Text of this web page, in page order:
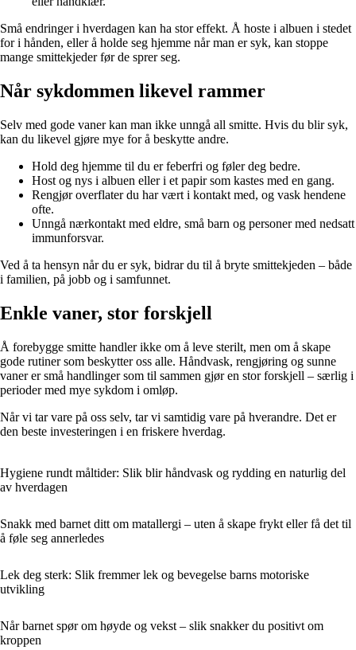
Små endringer i hverdagen kan ha stor effekt. Å hoste i albuen i stedet
for i hånden, eller å holde seg hjemme når man er syk, kan stoppe
mange smittekjeder før de sprer seg.
Når sykdommen likevel rammer
Selv med gode vaner kan man ikke unngå all smitte. Hvis du blir syk,
kan du likevel gjøre mye for å beskytte andre.
Hold deg hjemme til du er feberfri og føler deg bedre.
Host og nys i albuen eller i et papir som kastes med en gang.
Rengjør overflater du har vært i kontakt med, og vask hendene
ofte.
Unngå nærkontakt med eldre, små barn og personer med nedsatt
immunforsvar.
Ved å ta hensyn når du er syk, bidrar du til å bryte smittekjeden – både
i familien, på jobb og i samfunnet.
Enkle vaner, stor forskjell
Å forebygge smitte handler ikke om å leve sterilt, men om å skape
gode rutiner som beskytter oss alle. Håndvask, rengjøring og sunne
vaner er små handlinger som til sammen gjør en stor forskjell – særlig i
perioder med mye sykdom i omløp.
Når vi tar vare på oss selv, tar vi samtidig vare på hverandre. Det er
den beste investeringen i en friskere hverdag.
Hygiene rundt måltider: Slik blir håndvask og rydding en naturlig del
av hverdagen
Snakk med barnet ditt om matallergi – uten å skape frykt eller få det til
å føle seg annerledes
Lek deg sterk: Slik fremmer lek og bevegelse barns motoriske
utvikling
Når barnet spør om høyde og vekst – slik snakker du positivt om
kroppen